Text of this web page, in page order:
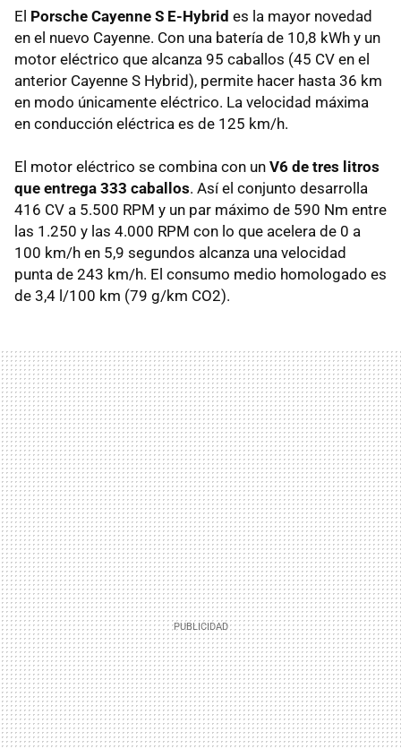
El Porsche Cayenne S E-Hybrid es la mayor novedad
en el nuevo Cayenne. Con una batería de 10,8 kWh y un
motor eléctrico que alcanza 95 caballos (45 CV en el
anterior Cayenne S Hybrid), permite hacer hasta 36 km
en modo únicamente eléctrico. La velocidad máxima
en conducción eléctrica es de 125 km/h.
El motor eléctrico se combina con un V6 de tres litros
que entrega 333 caballos. Así el conjunto desarrolla
416 CV a 5.500 RPM y un par máximo de 590 Nm entre
las 1.250 y las 4.000 RPM con lo que acelera de 0 a
100 km/h en 5,9 segundos alcanza una velocidad
punta de 243 km/h. El consumo medio homologado es
de 3,4 l/100 km (79 g/km CO2).